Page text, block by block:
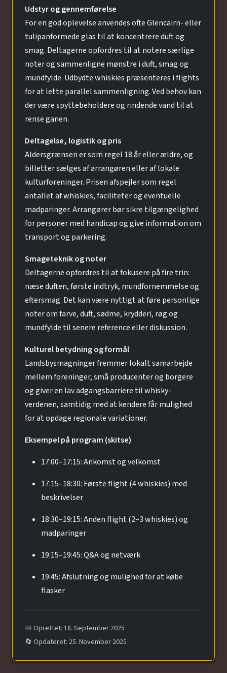
Udstyr og gennemførelse
For en god oplevelse anvendes ofte Glencairn- eller
tulipanformede glas til at koncentrere duft og
smag. Deltagerne opfordres til at notere særlige
noter og sammenligne mønstre i duft, smag og
mundfylde. Udbydte whiskies præsenteres i flights
for at lette parallel sammenligning. Ved behov kan
der være spyttebeholdere og rindende vand til at
rense ganen.
Deltagelse, logistik og pris
Aldersgrænsen er som regel 18 år eller ældre, og
billetter sælges af arrangøren eller af lokale
kulturforeninger. Prisen afspejler som regel
antallet af whiskies, faciliteter og eventuelle
madparinger. Arrangører bør sikre tilgængelighed
for personer med handicap og give information om
transport og parkering.
Smageteknik og noter
Deltagerne opfordres til at fokusere på fire trin:
næse duften, første indtryk, mundfornemmelse og
eftersmag. Det kan være nyttigt at føre personlige
noter om farve, duft, sødme, krydderi, røg og
mundfylde til senere reference eller diskussion.
Kulturel betydning og formål
Landsbysmagninger fremmer lokalt samarbejde
mellem foreninger, små producenter og borgere
og giver en lav adgangsbarriere til whisky-
verdenen, samtidig med at kendere får mulighed
for at opdage regionale variationer.
Eksempel på program (skitse)
17:00–17:15: Ankomst og velkomst
17:15–18:30: Første flight (4 whiskies) med
beskrivelser
18:30–19:15: Anden flight (2–3 whiskies) og
madparinger
19:15–19:45: Q&A og netværk
19:45: Afslutning og mulighed for at købe
flasker
📅 Oprettet: 18. September 2025
🔄 Opdateret: 25. November 2025